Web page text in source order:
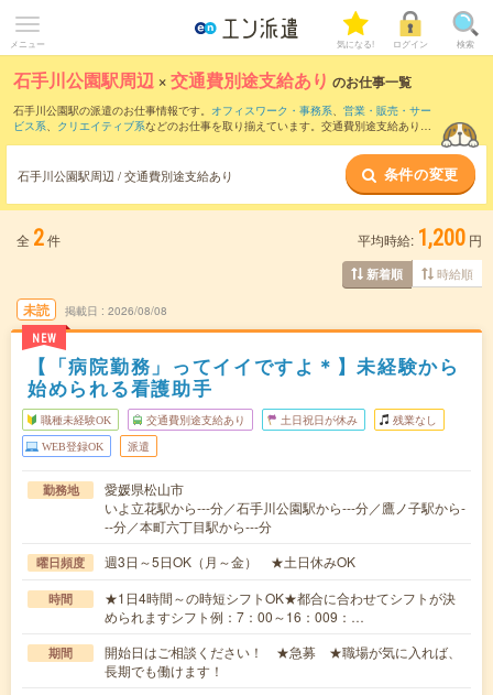
メニュー 気になる! ログイン 検索
石手川公園駅周辺 ×交通費別途支給あり のお仕事一覧
石手川公園駅の派遣のお仕事情報です。 オフィスワーク・事務系、 営業・販売・サー
ビス系、 クリエイティブ系などのお仕事を取り揃えています。交通費別途支給ありの
石手川公園駅周辺 / 交通費別途支給あり 条件の変更
全 2件 平均時給: 1,200 円
新着順 時給順
未読
NEW
掲載日 2026/08/08
【「病院勤務」ってイイですよ＊】未経験から
始められる看護助手
職種未経験OK 交通費別途支給あり 土日祝日が休み 残業なし
WEB登録OK 派遣
勤務地
愛媛県松山市
いよ立花駅から---分／石手川公園駅から---分／鷹ノ子駅から-
--分／本町六丁目駅から---分
曜日頻度 週3日～5日OK（月～金） ★土日休みOK
時間
★1日4時間～の時短シフトOK★都合に合わせてシフトが決
められますシフト例：7：00～16：009：…
期間
開始日はご相談ください！ ★急募 ★職場が気に入れば、
長期でも働けます！